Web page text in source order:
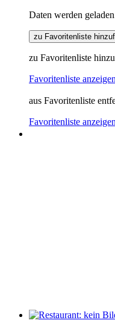
Daten werden
zu Favoritenliste
zu Favoritenliste
Favoritenliste anzeigen
aus Favoritenliste
Favoritenliste anzeigen